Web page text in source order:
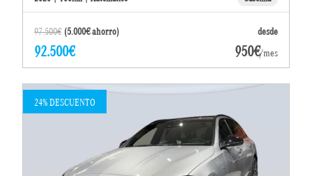
97.500€ (5.000€ ahorro) desde
92.500€ 950€/mes
24% DESCUENTO